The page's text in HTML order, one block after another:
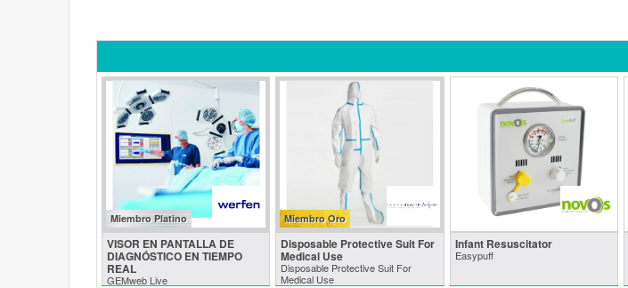
Miembro Platino
VISOR EN PANTALLA DE
DIAGNÓSTICO EN TIEMPO
REAL
GEMweb Live
Miembro Oro
Disposable Protective Suit For
Medical Use
Disposable Protective Suit For
Medical Use
Infant Resuscitator
Easypuff